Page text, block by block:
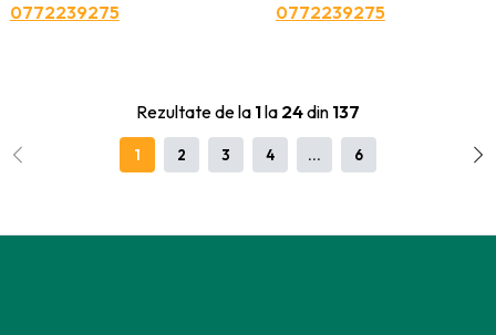
0772239275
0772239275
Rezultate de la 1la 24din 137
1 2 3 4 ... 6